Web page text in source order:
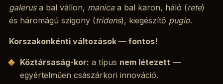
galerusa bal vállon, manicaa bal karon, háló (rete)
és háromágú szigony (tridens), kiegészítő pugio.
Korszakonkénti változások — fontos!
Köztársaság-kor: a típus nem létezett —
egyértelműen császárkori innováció.